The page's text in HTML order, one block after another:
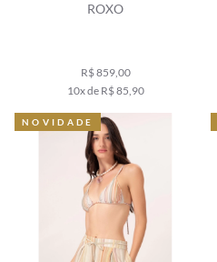
ROXO
R$ 859,00
10x de R$ 85,90
NOVIDADE